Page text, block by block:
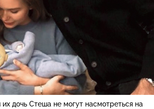
дочь Стеша не могут насмотреться на